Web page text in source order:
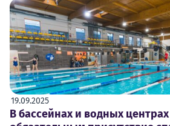
19.09.2025
В бассейнах и водных центрах